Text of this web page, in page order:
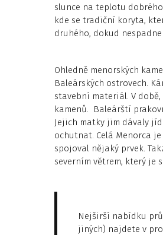
slunce na teplotu
kde se tradiční koryta,
druhého, dokud
Ohledně menorských
Baleárských ostrovech.
stavební materiál. V
kamenů. Baleárští
Jejich matky jim dávaly
ochutnat. Celá Menorca
spojoval nějaký prvek.
severním větrem, který je
Nejširší nabídku
jiných) najdete v